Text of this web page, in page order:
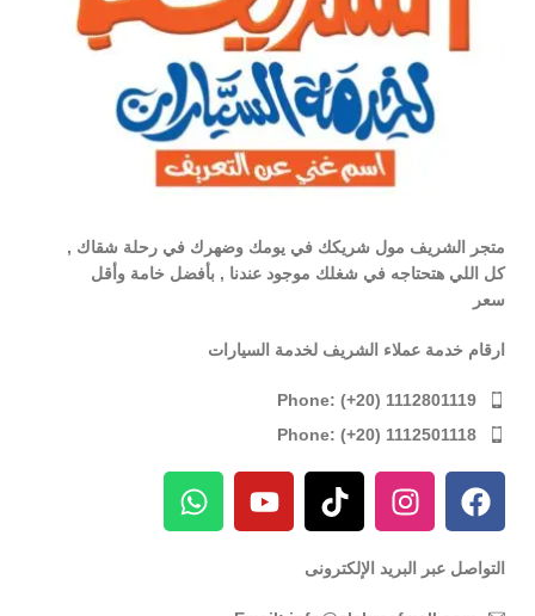
متجر الشريف مول شريكك في يومك وضهرك في رحلة شقاك ,
كل اللي هتحتاجه في شغلك موجود عندنا , بأفضل خامة وأقل
سعر
ارقام خدمة عملاء الشريف لخدمة السيارات
Phone: (+20) 1112801119
Phone: (+20) 1112501118
التواصل عبر البريد الإلكترونى